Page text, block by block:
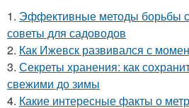
1. Эффективные методы борьбы
советы для садоводов
2. Как Ижевск развивался с
3. Секреты хранения: как
свежими до зимы
4. Какие интересные факты о